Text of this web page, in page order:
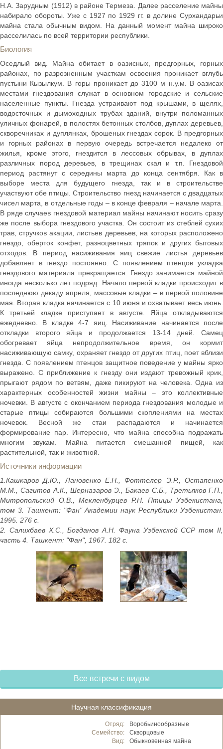
Н.А. Зарудным (1912) в районе Термеза. Далее расселение майны
набирало обороты. Уже с 1927 по 1929 гг. в долине Сурхандарьи
майна стала обычным видом. На данный момент майна широко
расселилась по всей территории республики.
Биология
Оседлый вид. Майна обитает в оазисных, предгорных, горных
районах, по разрозненным участкам освоения проникает вглубь
пустыни Кызылкум. В горы проникает до 3100 м н.у.м. В оазисах
местами гнездования служат в основном городские и сельские
населенные пункты. Гнезда устраивают под крышами, в щелях,
водосточных и дымоходных трубах зданий, внутри поломанных
уличных фонарей, в полостях бетонных столбов, дуплах деревьев,
скворечниках и дуплянках, брошеных гнездах сорок. В предгорных
и горных районах в первую очередь встречается недалеко от
жилья, кроме этого, гнездится в лессовых обрывах, в дуплах
различных пород деревьев, в трещинах скал и т.п. Гнездовой
период растянут с середины марта до конца сентября. Как в
выборе места для будущего гнезда, так и в строительстве
участвуют обе птицы. Строительство гнезд начинается с двадцатых
чисел марта, в отдельные годы – в конце февраля – начале марта.
В ряде случаев гнездовой материал майны начинают носить сразу
же после выбора гнездового участка. Он состоит из стеблей сухих
трав, стручков акации, листьев деревьев, на которых расположено
гнездо, оберток конфет, разноцветных тряпок и других бытовых
отходов. В период насиживания яиц свежие листья деревьев
добавляет в гнездо постоянно. С появлением птенцов укладка
гнездового материала прекращается. Гнездо занимается майной
иногда несколько лет подряд. Начало первой кладки происходит в
последнюю декаду апреля, массовые кладки – в первой половине
мая. Вторая кладка начинается с 10 июня и охватывает весь июнь.
К третьей кладке приступает в августе. Яйца откладываются
ежедневно. В кладке 4-7 яиц. Насиживание начинается после
откладки второго яйца и продолжается 13-14 дней. Самец
обогревает яйца непродолжительное время, он кормит
насиживающую самку, охраняет гнездо от других птиц, поет вблизи
гнезда. С появлением птенцов защитное поведение у майны ярко
выражено. С приближение к гнезду они издают тревожный крик,
прыгают рядом по ветвям, даже пикируют на человека. Одна из
характерных особенностей жизни майны – это коллективные
ночевки. В августе с окончанием периода гнездования молодые и
старые птицы собираются большими скоплениями на местах
ночевок. Весной же стаи распадаются и начинается
формирование пар. Интересно, что майна способна подражать
многим звукам. Майна питается смешанной пищей, как
растительной, так и животной.
Источники информации
1.Кашкаров Д.Ю., Лановенко Е.Н., Фоттелер Э.Р., Остапенко
М.М., Сагитов А.К., Шерназаров Э., Бакаев С.Б., Третьяков Г.П.,
Митропольский О.В., Мекленбурцев Р.Н. Птицы Узбекистана,
том 3. Ташкент: "Фан" Академии наук Республики Узбекистан.
1995. 276 с.
2. Салихбаев Х.С., Богданов А.Н. Фауна Узбекской ССР том II,
часть 4. Ташкент: "Фан", 1967. 182 с.
Все встречи с видом
Научная классификация
Отряд:
Воробьинообразные
Семейство:
Скворцовые
Вид:
Обыкновенная майна